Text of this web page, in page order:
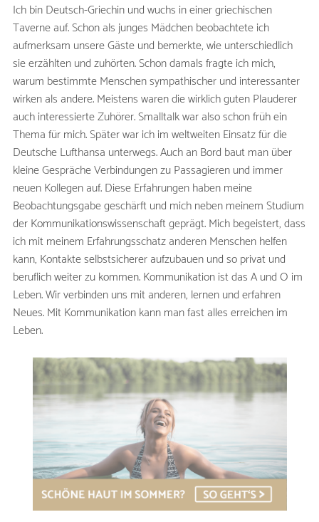
Ich bin Deutsch-Griechin und wuchs in einer griechischen
Taverne auf. Schon als junges Mädchen beobachtete ich
aufmerksam unsere Gäste und bemerkte, wie unterschiedlich
sie erzählten und zuhörten. Schon damals fragte ich mich,
warum bestimmte Menschen sympathischer und interessanter
wirken als andere. Meistens waren die wirklich guten Plauderer
auch interessierte Zuhörer. Smalltalk war also schon früh ein
Thema für mich. Später war ich im weltweiten Einsatz für die
Deutsche Lufthansa unterwegs. Auch an Bord baut man über
kleine Gespräche Verbindungen zu Passagieren und immer
neuen Kollegen auf. Diese Erfahrungen haben meine
Beobachtungsgabe geschärft und mich neben meinem Studium
der Kommunikationswissenschaft geprägt. Mich begeistert, dass
ich mit meinem Erfahrungsschatz anderen Menschen helfen
kann, Kontakte selbstsicherer aufzubauen und so privat und
beruflich weiter zu kommen. Kommunikation ist das A und O im
Leben. Wir verbinden uns mit anderen, lernen und erfahren
Neues. Mit Kommunikation kann man fast alles erreichen im
Leben.